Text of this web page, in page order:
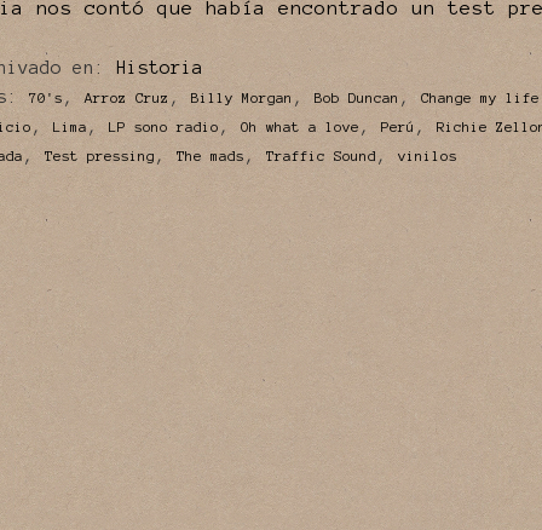
nos contó que había encontrado un test
en:
Historia
70's, Arroz Cruz , Billy Morgan , Bob Duncan , Change my life
, Lima , LP sono radio , Oh what a love , Perú ,
Richie
, Test pressing , The mads , Traffic Sound , vinilos